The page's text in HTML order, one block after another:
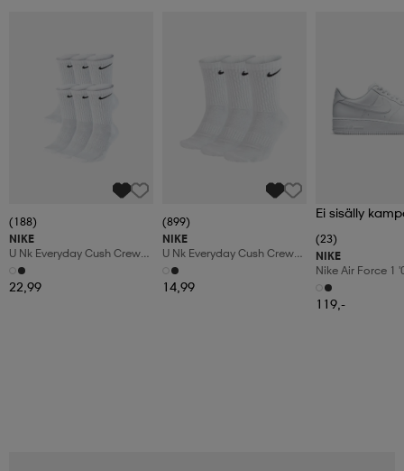
(188)
NIKE
U Nk Everyday Cush Crew
6pr-Bd
22,99
(899)
NIKE
U Nk Everyday Cush Crew
3pr
14,99
Ei sisälly
(23)
NIKE
Nike Air Force 1
Shoes
119,-